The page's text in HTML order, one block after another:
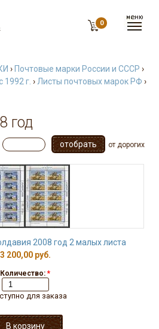
0
› Почтовые марки России и СССР ›
1992 г. › Листы почтовых марок РФ ›
год
от дорогих
2008 год 2 малых листа
3 200,00 руб.
Количество: *
для заказа